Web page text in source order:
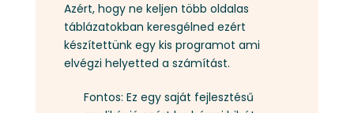
Azért, hogy ne keljen több oldalas
táblázatokban keresgélned ezért
készítettünk egy kis programot ami
elvégzi helyetted a számítást.
Fontos: Ez egy saját fejlesztésű